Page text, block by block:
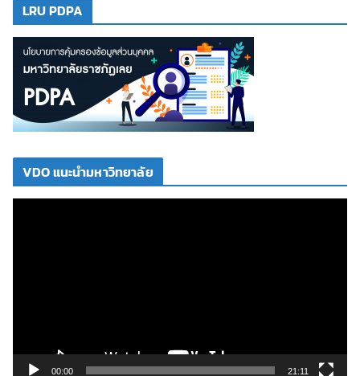
LRU PDPA
VDO แนะนำมหาวิทยาลัย
00:00 21:11